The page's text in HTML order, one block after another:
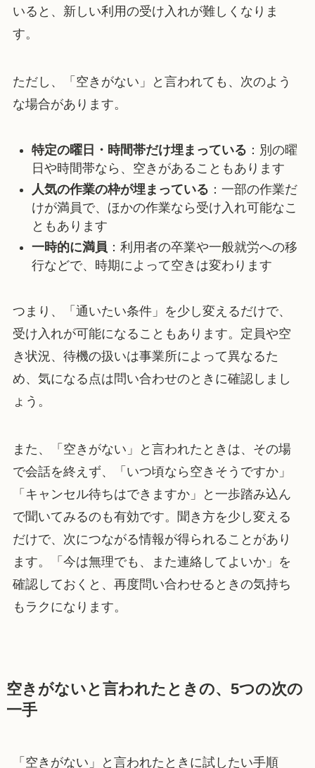
いると、新しい利用の受け入れが難しくなりま
す。
ただし、「空きがない」と言われても、次のよう
な場合があります。
特定の曜日・時間帯だけ埋まっている ：別の曜
日や時間帯なら、空きがあることもあります
人気の作業の枠が埋まっている ：一部の作業だ
けが満員で、ほかの作業なら受け入れ可能なこ
ともあります
一時的に満員 ：利用者の卒業や一般就労への移
行などで、時期によって空きは変わります
つまり、「通いたい条件」を少し変えるだけで、
受け入れが可能になることもあります。定員や空
き状況、待機の扱いは事業所によって異なるた
め、気になる点は問い合わせのときに確認しまし
ょう。
また、「空きがない」と言われたときは、その場
で会話を終えず、「いつ頃なら空きそうですか」
「キャンセル待ちはできますか」と一歩踏み込ん
で聞いてみるのも有効です。聞き方を少し変える
だけで、次につながる情報が得られることがあり
ます。「今は無理でも、また連絡してよいか」を
確認しておくと、再度問い合わせるときの気持ち
もラクになります。
空きがないと言われたときの、5つの次の
一手
「空きがない」と言われたときに試したい手順